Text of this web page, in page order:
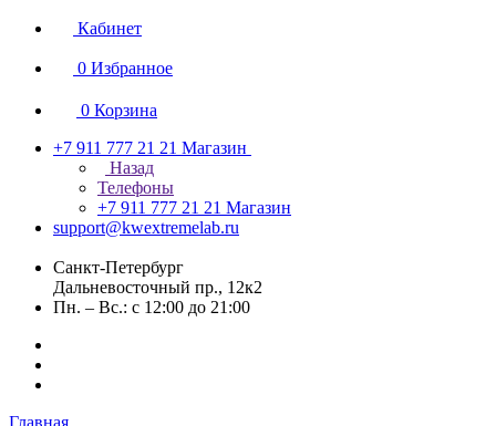
Кабинет
0 Избранное
0 Корзина
+7 911 777 21 21 Магазин
Назад
Телефоны
+7 911 777 21 21 Магазин
support@kwextremelab.ru
Санкт-Петербург
Дальневосточный пр., 12к2
Пн. – Вс.: с 12:00 до 21:00
Главная